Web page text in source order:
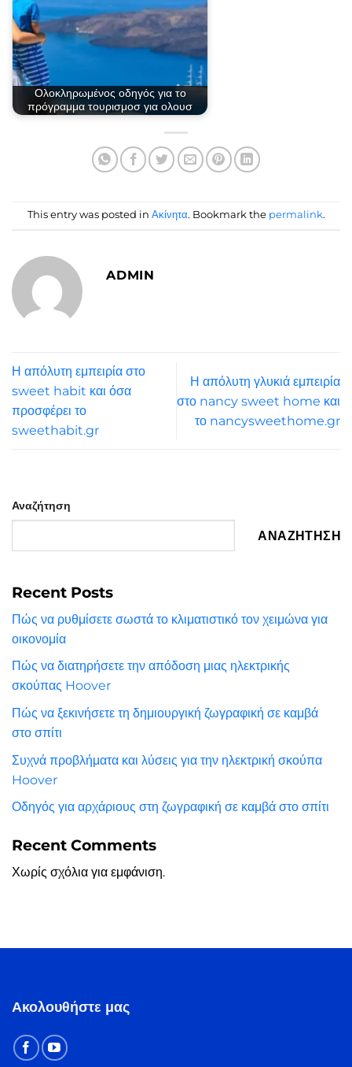
Ολοκληρωμένος οδηγός για το
πρόγραμμα τουρισμοσ για ολουσ
This entry was posted in Ακίνητα. Bookmark the permalink.
ADMIN
Η απόλυτη εμπειρία στο
sweet habit και όσα
προσφέρει το
sweethabit.gr
Η απόλυτη γλυκιά εμπειρία
στο nancy sweet home και
το nancysweethome.gr
Αναζήτηση
ΑΝΑΖΉΤΗΣΗ
Recent Posts
Πώς να ρυθμίσετε σωστά το κλιματιστικό τον χειμώνα για
οικονομία
Πώς να διατηρήσετε την απόδοση μιας ηλεκτρικής
σκούπας Hoover
Πώς να ξεκινήσετε τη δημιουργική ζωγραφική σε καμβά
στο σπίτι
Συχνά προβλήματα και λύσεις για την ηλεκτρική σκούπα
Hoover
Οδηγός για αρχάριους στη ζωγραφική σε καμβά στο σπίτι
Recent Comments
Χωρίς σχόλια για εμφάνιση.
Ακολουθήστε μας